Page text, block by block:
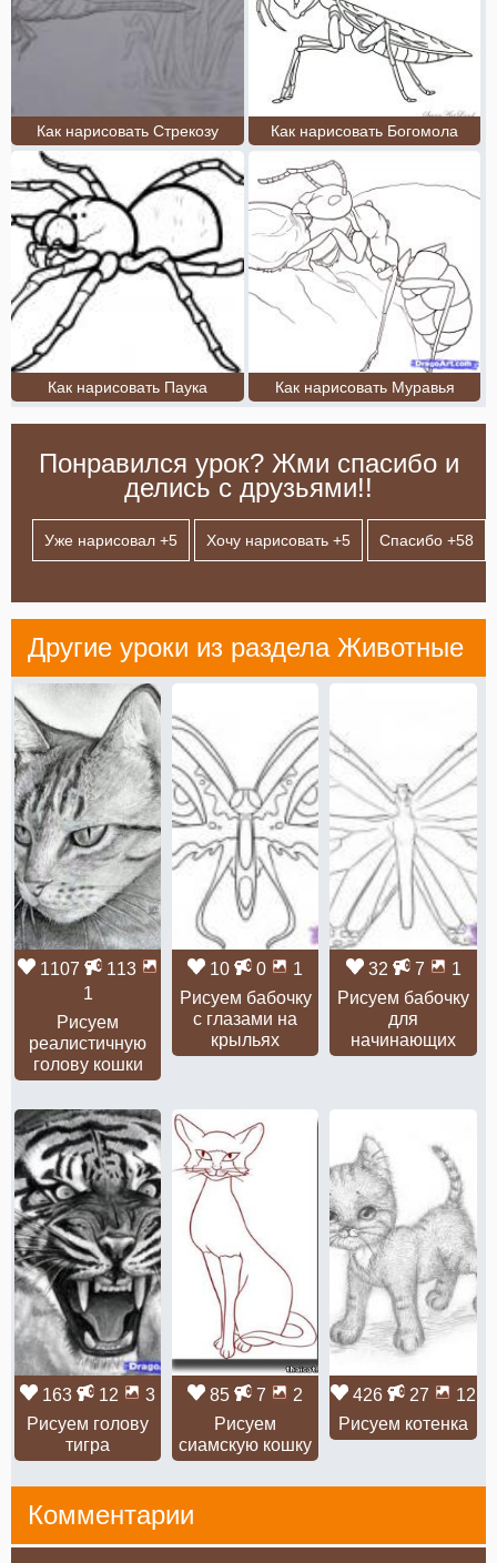
Как нарисовать Стрекозу Как нарисовать Богомола
Как нарисовать Паука Как нарисовать Муравья
Понравился урок? Жми спасибо и
делись с друзьями!!
Уже нарисовал +5 Хочу нарисовать +5 Спасибо +58
Другие уроки из раздела Животные
1107
113
1
Рисуем
реалистичную
голову кошки
10 0
1
Рисуем бабочку
с глазами на
крыльях
32 7
1
Рисуем бабочку
для
начинающих
163 12
3
Рисуем голову
тигра
85 7
2
Рисуем
сиамскую кошку
426 27
12
Рисуем котенка
Комментарии